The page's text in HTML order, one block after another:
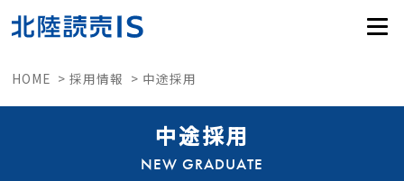
HOME >採用情報 > 中途採用
中途採用
NEW GRADUATE